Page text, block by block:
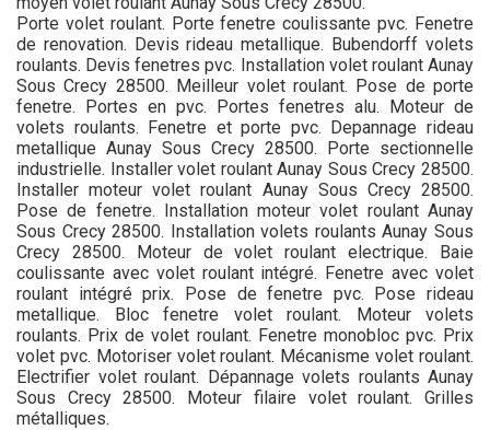
Porte volet roulant. Porte fenetre coulissante pvc. Fenetre
de renovation. Devis rideau metallique. Bubendorff volets
roulants. Devis fenetres pvc. Installation volet roulant Aunay
Sous Crecy 28500. Meilleur volet roulant. Pose de porte
fenetre. Portes en pvc. Portes fenetres alu. Moteur de
volets roulants. Fenetre et porte pvc. Depannage rideau
metallique Aunay Sous Crecy 28500. Porte sectionnelle
industrielle. Installer volet roulant Aunay Sous Crecy 28500.
Installer moteur volet roulant Aunay Sous Crecy 28500.
Pose de fenetre. Installation moteur volet roulant Aunay
Sous Crecy 28500. Installation volets roulants Aunay Sous
Crecy 28500. Moteur de volet roulant electrique. Baie
coulissante avec volet roulant intégré. Fenetre avec volet
roulant intégré prix. Pose de fenetre pvc. Pose rideau
metallique. Bloc fenetre volet roulant. Moteur volets
roulants. Prix de volet roulant. Fenetre monobloc pvc. Prix
volet pvc. Motoriser volet roulant. Mécanisme volet roulant.
Electrifier volet roulant. Dépannage volets roulants Aunay
Sous Crecy 28500. Moteur filaire volet roulant. Grilles
métalliques.